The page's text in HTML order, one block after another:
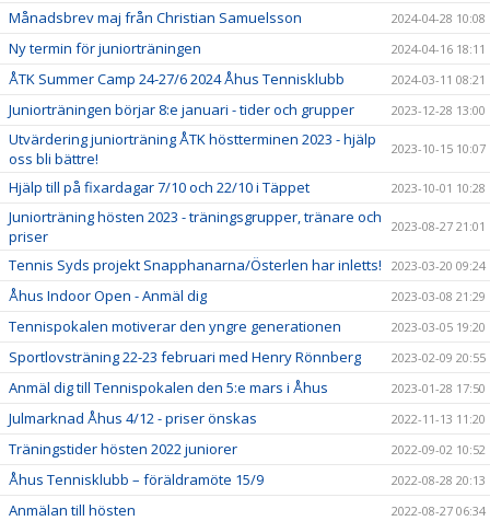
Månadsbrev maj från Christian Samuelsson 2024-04-28 10:08
Ny termin för juniorträningen 2024-04-16 18:11
ÅTK Summer Camp 24-27/6 2024 Åhus Tennisklubb 2024-03-11 08:21
Juniorträningen börjar 8:e januari - tider och grupper 2023-12-28 13:00
Utvärdering juniorträning ÅTK höstterminen 2023 - hjälp
oss bli bättre!
2023-10-15 10:07
Hjälp till på fixardagar 7/10 och 22/10 i Täppet 2023-10-01 10:28
Juniorträning hösten 2023 - träningsgrupper, tränare och
priser
2023-08-27 21:01
Tennis Syds projekt Snapphanarna/Österlen har inletts! 2023-03-20 09:24
Åhus Indoor Open - Anmäl dig 2023-03-08 21:29
Tennispokalen motiverar den yngre generationen 2023-03-05 19:20
Sportlovsträning 22-23 februari med Henry Rönnberg 2023-02-09 20:55
Anmäl dig till Tennispokalen den 5:e mars i Åhus 2023-01-28 17:50
Julmarknad Åhus 4/12 - priser önskas 2022-11-13 11:20
Träningstider hösten 2022 juniorer 2022-09-02 10:52
Åhus Tennisklubb – föräldramöte 15/9 2022-08-28 20:13
Anmälan till hösten 2022-08-27 06:34